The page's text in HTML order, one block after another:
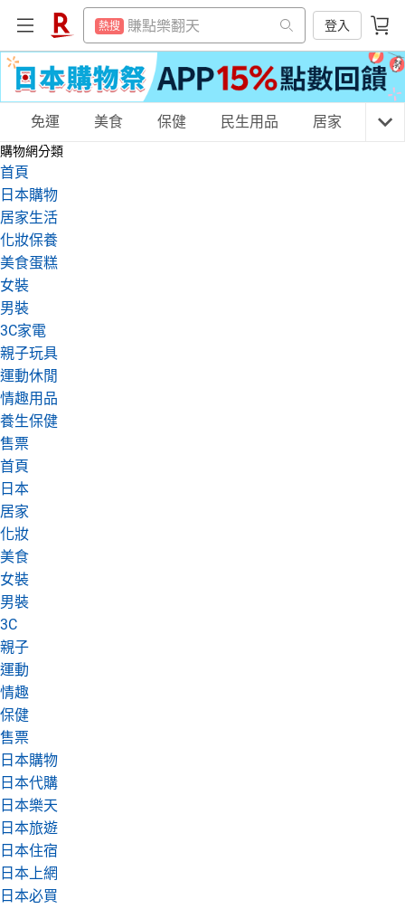
熱搜 賺點樂翻天
熱搜 299超取免運
熱搜 防颱專區
筆記型電腦
登入
熱搜 299超取免運
熱搜 防颱專區
熱搜 筆記型電腦
熱搜 行動電源
購物網分類
天天免運
女裝
免運 美食 保健 民生用品 居家 3C
購物網分類
首頁
日本購物
居家生活
化妝保養
美食蛋糕
女裝
男裝
3C家電
親子玩具
運動休閒
情趣用品
養生保健
售票
首頁
日本
居家
化妝
美食
女裝
男裝
3C
親子
運動
情趣
保健
售票
日本購物
日本代購
日本樂天
日本旅遊
日本住宿
日本上網
日本必買